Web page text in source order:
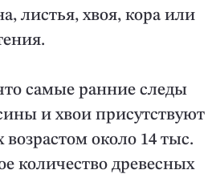
листья, хвоя, кора или
самые ранние следы
и хвои присутствуют
около 14 тыс.
количество древесных